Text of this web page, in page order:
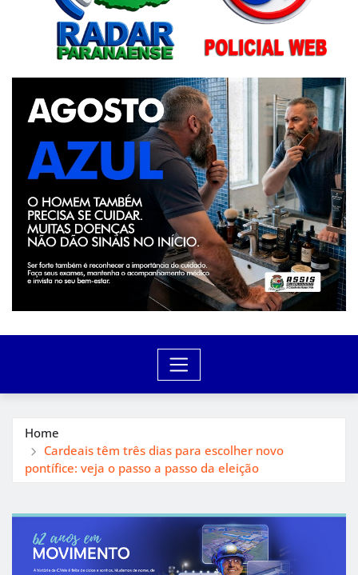
Home
Cardeais têm três dias para escolher novo
pontífice: veja o passo a passo da eleição